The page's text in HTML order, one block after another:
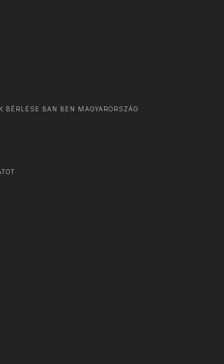
BÉRLÉSE BAN BEN MAGYARORSZÁG